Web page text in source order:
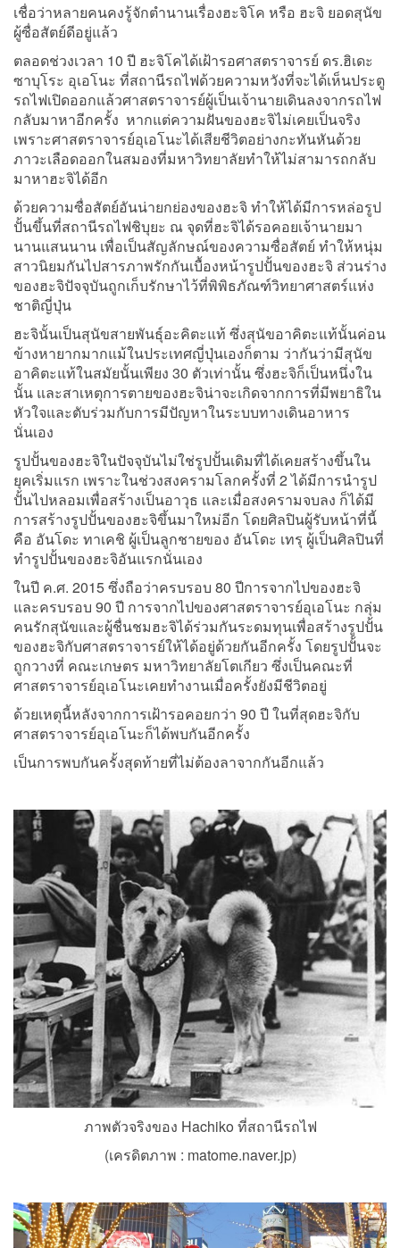
เชื่อว่าหลายคนคงรู้จักตำนานเรื่องฮะจิโค หรือ ฮะจิ ยอดสุนัข
ผู้ซื่อสัตย์ดีอยู่แล้ว
ตลอดช่วงเวลา 10 ปี ฮะจิโคได้เฝ้ารอศาสตราจารย์ ดร.ฮิเดะ
ซาบุโระ อุเอโนะ ที่สถานีรถไฟด้วยความหวังที่จะได้เห็นประตู
รถไฟเปิดออกแล้วศาสตราจารย์ผู้เป็นเจ้านายเดินลงจากรถไฟ
กลับมาหาอีกครั้ง หากแต่ความฝันของฮะจิไม่เคยเป็นจริง
เพราะศาสตราจารย์อุเอโนะได้เสียชีวิตอย่างกะทันหันด้วย
ภาวะเลือดออกในสมองที่มหาวิทยาลัยทำให้ไม่สามารถกลับ
มาหาฮะจิได้อีก
ด้วยความซื่อสัตย์อันน่ายกย่องของฮะจิ ทำให้ได้มีการหล่อรูป
ปั้นขึ้นที่สถานีรถไฟชิบุยะ ณ จุดที่ฮะจิได้รอคอยเจ้านายมา
นานแสนนาน เพื่อเป็นสัญลักษณ์ของความซื่อสัตย์ ทำให้หนุ่ม
สาวนิยมกันไปสารภาพรักกันเบื้องหน้ารูปปั้นของฮะจิ ส่วนร่าง
ของฮะจิปัจจุบันถูกเก็บรักษาไว้ที่พิพิธภัณฑ์วิทยาศาสตร์แห่ง
ชาติญี่ปุ่น
ฮะจินั้นเป็นสุนัขสายพันธุ์อะคิตะแท้ ซึ่งสุนัขอาคิตะแท้นั้นค่อน
ข้างหายากมากแม้ในประเทศญี่ปุ่นเองก็ตาม ว่ากันว่ามีสุนัข
อาคิตะแท้ในสมัยนั้นเพียง 30 ตัวเท่านั้น ซึ่งฮะจิก็เป็นหนึ่งใน
นั้น และสาเหตุการตายของฮะจิน่าจะเกิดจากการที่มีพยาธิใน
หัวใจและตับร่วมกับการมีปัญหาในระบบทางเดินอาหาร
นั่นเอง
รูปปั้นของฮะจิในปัจจุบันไม่ใช่รูปปั้นเดิมที่ได้เคยสร้างขึ้นใน
ยุคเริ่มแรก เพราะในช่วงสงครามโลกครั้งที่ 2 ได้มีการนำรูป
ปั้นไปหลอมเพื่อสร้างเป็นอาวุธ และเมื่อสงครามจบลง ก็ได้มี
การสร้างรูปปั้นของฮะจิขึ้นมาใหม่อีก โดยศิลปินผู้รับหน้าที่นี้
คือ อันโดะ ทาเคชิ ผู้เป็นลูกชายของ อันโดะ เทรุ ผู้เป็นศิลปินที่
ทำรูปปั้นของฮะจิอันแรกนั่นเอง
ในปี ค.ศ. 2015 ซึ่งถือว่าครบรอบ 80 ปีการจากไปของฮะจิ
และครบรอบ 90 ปี การจากไปของศาสตราจารย์อุเอโนะ กลุ่ม
คนรักสุนัขและผู้ชื่นชมฮะจิได้ร่วมกันระดมทุนเพื่อสร้างรูปปั้น
ของฮะจิกับศาสตราจารย์ให้ได้อยู่ด้วยกันอีกครั้ง โดยรูปปั้นจะ
ถูกวางที่ คณะเกษตร มหาวิทยาลัยโตเกียว ซึ่งเป็นคณะที่
ศาสตราจารย์อุเอโนะเคยทำงานเมื่อครั้งยังมีชีวิตอยู่
ด้วยเหตุนี้หลังจากการเฝ้ารอคอยกว่า 90 ปี ในที่สุดฮะจิกับ
ศาสตราจารย์อุเอโนะก็ได้พบกันอีกครั้ง
เป็นการพบกันครั้งสุดท้ายที่ไม่ต้องลาจากกันอีกแล้ว
ภาพตัวจริงของ Hachiko ที่สถานีรถไฟ
(เครดิตภาพ : matome.naver.jp)